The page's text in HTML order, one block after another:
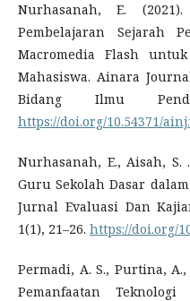
Nurhasanah, E.
Pembelajaran Sejarah
Macromedia Flash
Mahasiswa. Ainara
Bidang Ilmu
https://doi.org/10.54371/
Nurhasanah, E., Aisah,
Guru Sekolah Dasar
Jurnal Evaluasi Dan
1(1), 21–26. https://doi.org/
Permadi, A. S., Purtina,
Pemanfaatan